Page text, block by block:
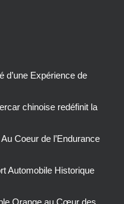
d’une Expérience de
chinoise redéfinit la
Coeur de l’Endurance
Automobile Historique
Orange au Cœur des